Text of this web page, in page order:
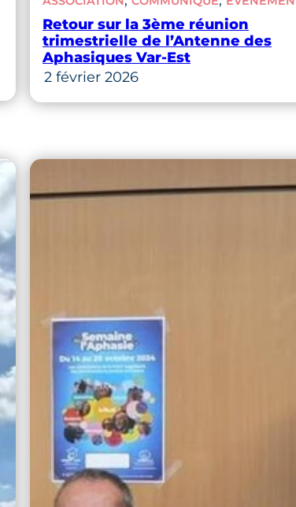
Retour sur la 3ème réunion
trimestrielle de l’Antenne des
Aphasiques Var-Est
2 février 2026